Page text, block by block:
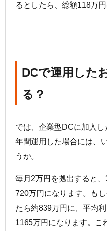
るとしたら、総額118万
DCで運用した
る？
では、企業型DCに加入
年間運用した場合には、
うか。
毎月2万円を拠出すると
720万円になります。も
たら約839万円に、平均
1165万円になります。こ